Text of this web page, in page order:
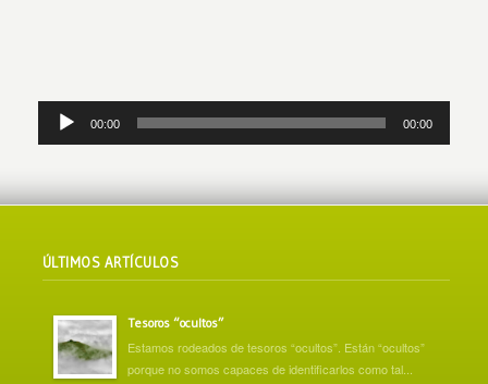
Reproductor
00:00 00:00
ÚLTIMOS ARTÍCULOS
Tesoros “ocultos”
Estamos rodeados de tesoros “ocultos”. Están “ocultos”
porque no somos capaces de identificarlos como tal...